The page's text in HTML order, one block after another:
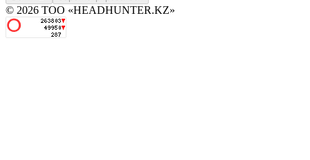
© 2026 ТОО «HEADHUNTER.KZ»